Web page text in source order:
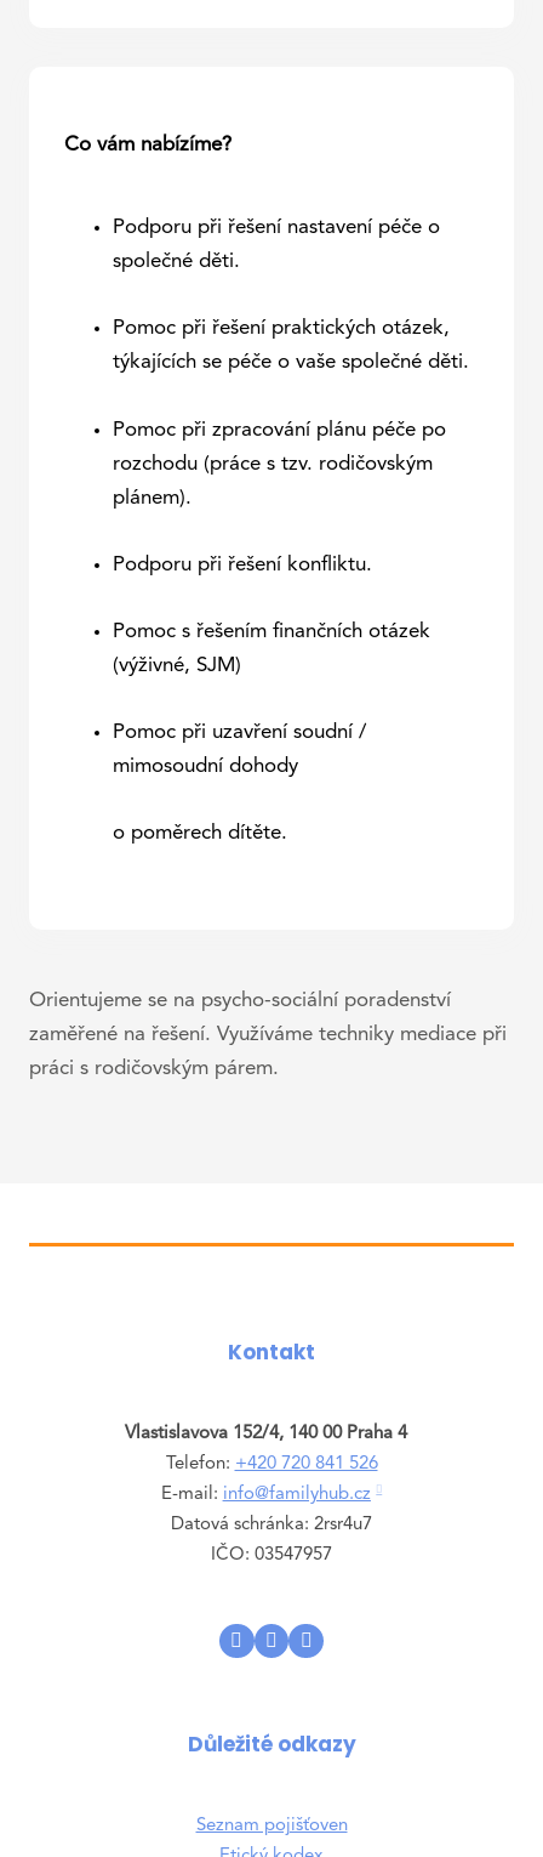
Co vám nabízíme?
Podporu při řešení nastavení péče o
společné děti.
Pomoc při řešení praktických otázek,
týkajících se péče o vaše společné děti.
Pomoc při zpracování plánu péče po
rozchodu (práce s tzv. rodičovským
plánem).
Podporu při řešení konfliktu.
Pomoc s řešením finančních otázek
(výživné, SJM)
Pomoc při uzavření soudní /
mimosoudní dohody
o poměrech dítěte.
Orientujeme se na psycho-sociální poradenství
zaměřené na řešení. Využíváme techniky mediace při
práci s rodičovským párem.
Kontakt
Vlastislavova 152/4, 140 00 Praha 4
Telefon: +420 720 841 526
E-mail: info@familyhub.cz
Datová schránka: 2rsr4u7
IČO: 03547957
Důležité odkazy
Seznam pojišťoven